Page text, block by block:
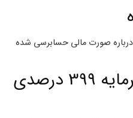
صورت مالی حسابرسی شده
تصویب افزایش سرمایه 399 درصدی